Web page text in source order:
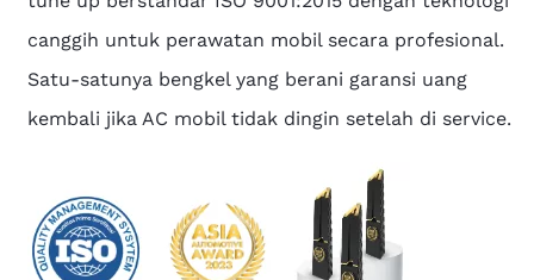
canggih untuk perawatan mobil secara profesional.
Satu-satunya bengkel yang berani garansi uang
kembali jika AC mobil tidak dingin setelah di service.